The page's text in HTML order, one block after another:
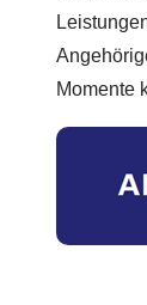
Momente